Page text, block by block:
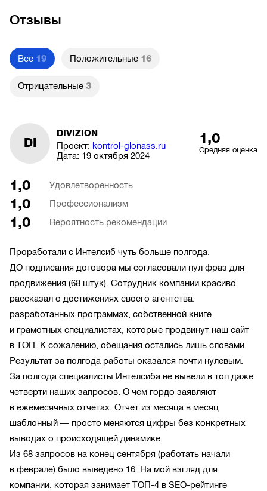
Отзывы
Все 19 Положительные 16
Отрицательные 3
DI
DIVIZION
Проект: kontrol-glonass.ru
Дата: 19 октября 2024
1,0
Средняя оценка
1,0 Удовлетворенность
1,0 Профессионализм
1,0 Вероятность рекомендации
Проработали с Интелсиб чуть больше полгода.
ДО подписания договора мы согласовали пул фраз для
продвижения (68 штук). Сотрудник компании красиво
рассказал о достижениях своего агентства:
разработанных программах, собственной книге
и грамотных специалистах, которые продвинут наш сайт
в ТОП. К сожалению, обещания остались лишь словами.
Результат за полгода работы оказался почти нулевым.
За полгода специалисты Интелсиба не вывели в топ даже
четверти наших запросов. О чем гордо заявляют
в ежемесячных отчетах. Отчет из месяца в месяц
шаблонный — просто меняются цифры без конкретных
выводах о происходящей динамике.
Из 68 запросов на конец сентября (работать начали
в феврале) было выведено 16. На мой взгляд для
компании, которая занимает ТОП-4 в SEO-рейтинге